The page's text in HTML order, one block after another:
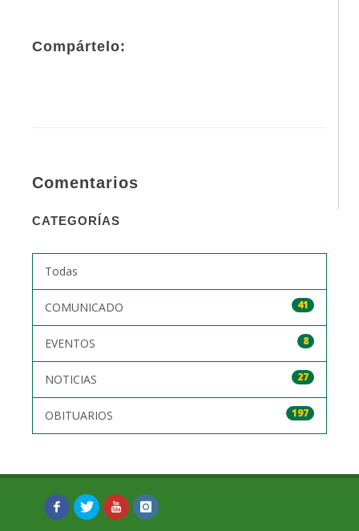
Compártelo:
Comentarios
CATEGORÍAS
Todas
41
COMUNICADO
8
EVENTOS
27
NOTICIAS
197
OBITUARIOS